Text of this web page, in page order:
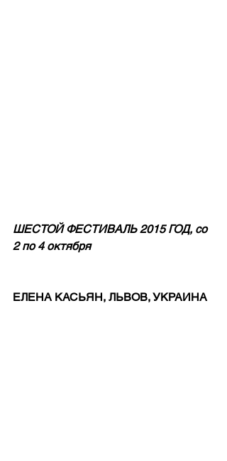
ШЕСТОЙ ФЕСТИВАЛЬ 2015 ГОД, со
2 по 4 октября
ЕЛЕНА КАСЬЯН, ЛЬВОВ, УКРАИНА